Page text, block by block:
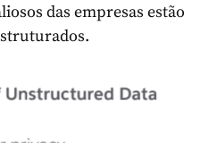
das empresas estão